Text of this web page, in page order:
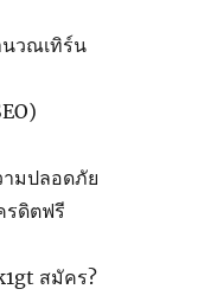
วณเทิร์น
มปลอดภัย
รดิตฟรี
สมัคร?